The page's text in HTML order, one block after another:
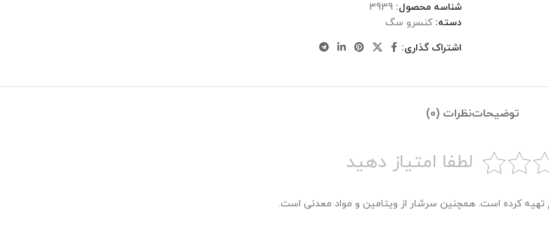
شناسه محصول: 3939
دسته: کنسرو سگ
اشتراک گذاری:
توضیحاتنظرات (0)
لطفا امتیاز دهید
تهیه کرده است. همچنین سرشار از ویتامین و مواد معدنی است.